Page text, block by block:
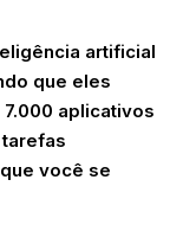
artificial
que eles
aplicativos
você se